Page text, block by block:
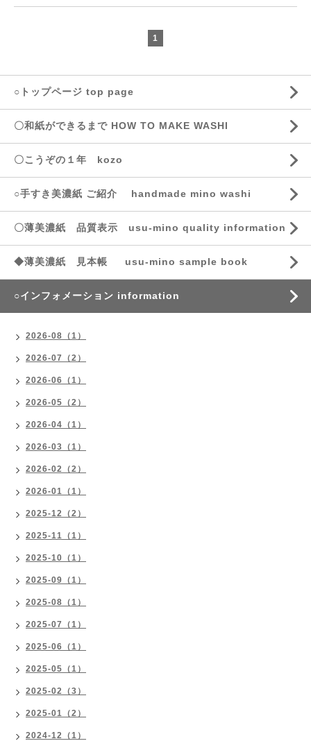
1
○トップページ top page
〇和紙ができるまで HOW TO MAKE WASHI
〇こうぞの１年 kozo
○手すき美濃紙 ご紹介 handmade mino washi
〇薄美濃紙 品質表示 usu-mino quality information
◆薄美濃紙 見本帳 usu-mino sample book
○インフォメーション information
2026-08（1）
2026-07（2）
2026-06（1）
2026-05（2）
2026-04（1）
2026-03（1）
2026-02（2）
2026-01（1）
2025-12（2）
2025-11（1）
2025-10（1）
2025-09（1）
2025-08（1）
2025-07（1）
2025-06（1）
2025-05（1）
2025-02（3）
2025-01（2）
2024-12（1）